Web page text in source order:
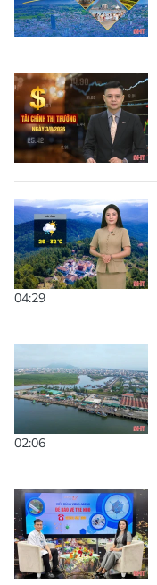
04:29
02:06